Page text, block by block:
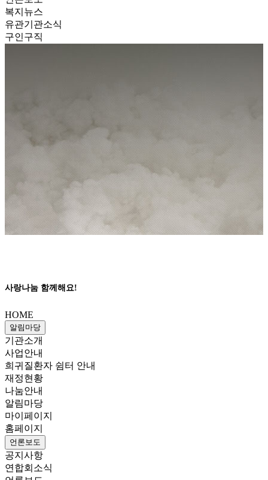
복지뉴스
유관기관소식
구인구직
사랑나눔 함께해요!
HOME
알림마당
기관소개
사업안내
희귀질환자 쉼터 안내
재정현황
나눔안내
알림마당
마이페이지
홈페이지
언론보도
공지사항
연합회소식